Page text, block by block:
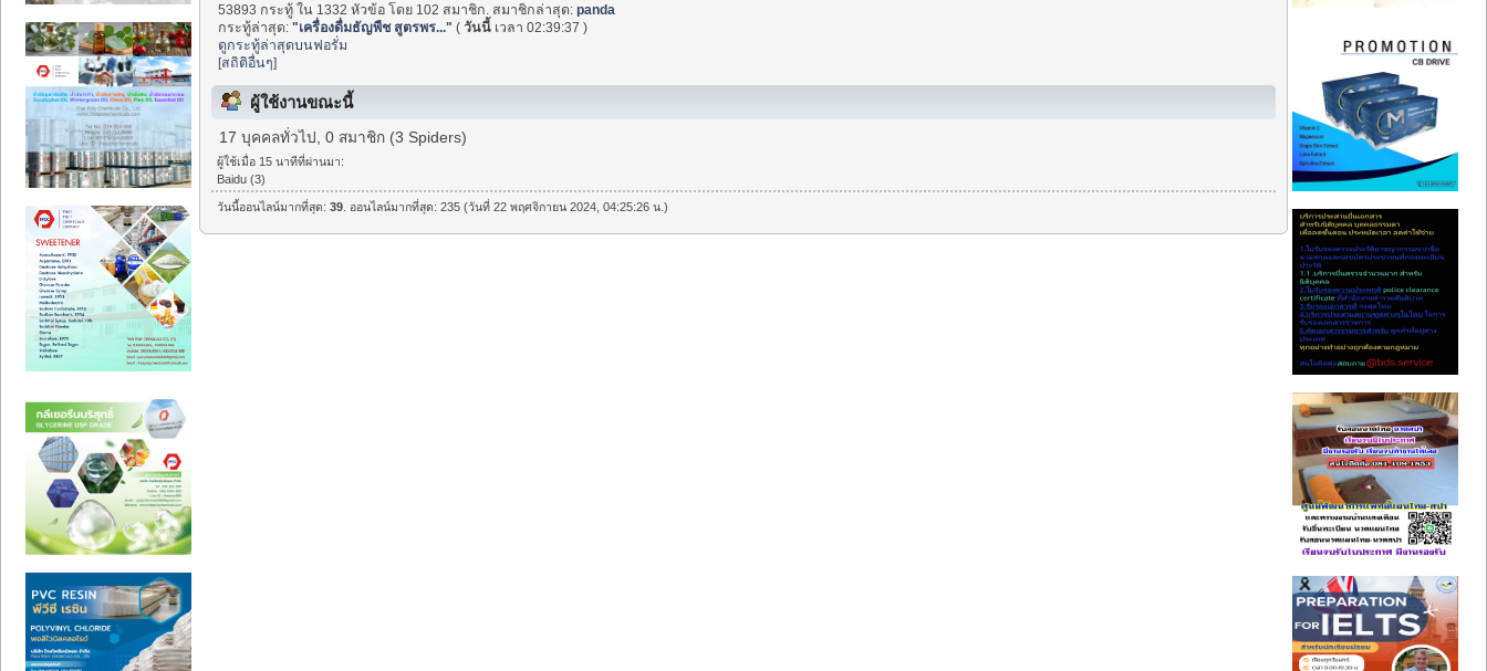
53893 กระทู้ ใน 1332 หัวข้อ โดย 102 สมาชิก. สมาชิกล่าสุด:panda
กระทู้ล่าสุด:"เครื่องดื่มธัญพืช สูตรพร..." (วันนี้ เวลา 02:39:37 )
ดูกระทู้ล่าสุดบนฟอรั่ม
[สถิติอื่นๆ]
ผู้ใช้งานขณะนี้
17 บุคคลทั่วไป, 0 สมาชิก (3 Spiders)
ผู้ใช้เมื่อ 15 นาทีที่ผ่านมา:
Baidu (3)
วันนี้ออนไลน์มากที่สุด:39 . ออนไลน์มากที่สุด: 235 (วันที่ 22 พฤศจิกายน 2024, 04:25:26 น.)